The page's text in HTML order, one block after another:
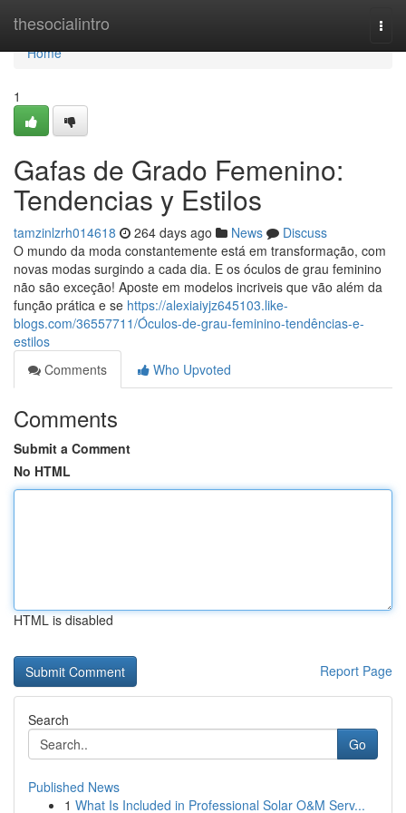
thesocialintro
Home
Home
1
Gafas de Grado Femenino:
Tendencias y Estilos
tamzinlzrh014618 264 days ago News
Discuss
O mundo da moda constantemente está em transformação, com
novas modas surgindo a cada dia. E os óculos de grau feminino
não são exceção! Aposte em modelos incriveis que vão além da
função prática e se https://alexiaiyjz645103.like-
blogs.com/36557711/Óculos-de-grau-feminino-tendências-e-
estilos
Comments
Who Upvoted
Comments
Submit a Comment
No HTML
HTML is disabled
Report Page
Search
Go
Published News
1 What Is Included in Professional Solar O&M Serv...